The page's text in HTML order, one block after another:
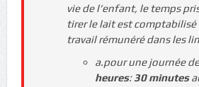
vie de l’enfant, le temps
tirer le lait est comptabilisé
travail rémunéré dans les
a.pour une journée
heures:30 minutes